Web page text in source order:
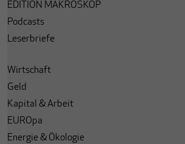
EDITION MAKROSKOP
Podcasts
Leserbriefe
Wirtschaft
Geld
Kapital & Arbeit
EUROpa
Energie & Ökologie